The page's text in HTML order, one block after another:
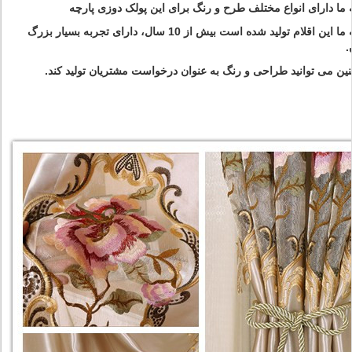
6. کارخانه ما این اقلام تولید شده است بیش از 10 سال، دارای تجربه بسیار بزرگ